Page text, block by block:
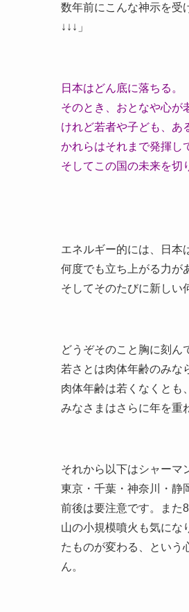
数年前にこんな神示を受
↓↓↓」
日本はどん底に落ちる。
そのとき、おとなや心が
けれど若者や子ども、あ
かれらはそれまで発揮し
そしてこの国の未来を切
エネルギー的には、日本
何度でも立ち上がる力が
そしてそのたびに新しい
どうぞそのこと胸に刻ん
若さとは肉体年齢のみな
肉体年齢は若くなくとも
みなさまはさらに年を重
それから以下はシャーマ
東京・千葉・神奈川・静
前後は要注意です。また
山の小規模噴火も気にな
たものが変わる、という
ん。